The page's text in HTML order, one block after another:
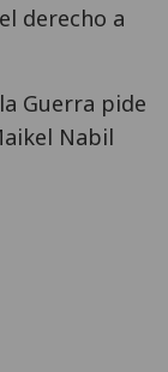
derecho a
Guerra pide
Nabil